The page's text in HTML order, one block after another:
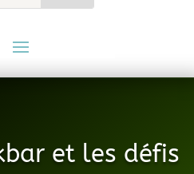
et les défis